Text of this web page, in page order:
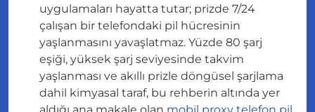
uygulamaları hayatta tutar; prizde 7/24
çalışan bir telefondaki pil hücresinin
yaşlanmasını yavaşlatmaz. Yüzde 80 şarj
eşiği, yüksek şarj seviyesinde takvim
yaşlanması ve akıllı prizle döngüsel şarjlama
dahil kimyasal taraf, bu rehberin altında yer